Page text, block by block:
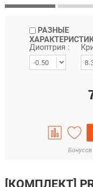
РАЗНЫЕ
Диоптрия :
Бонусов
[КОМПЛЕКТ]